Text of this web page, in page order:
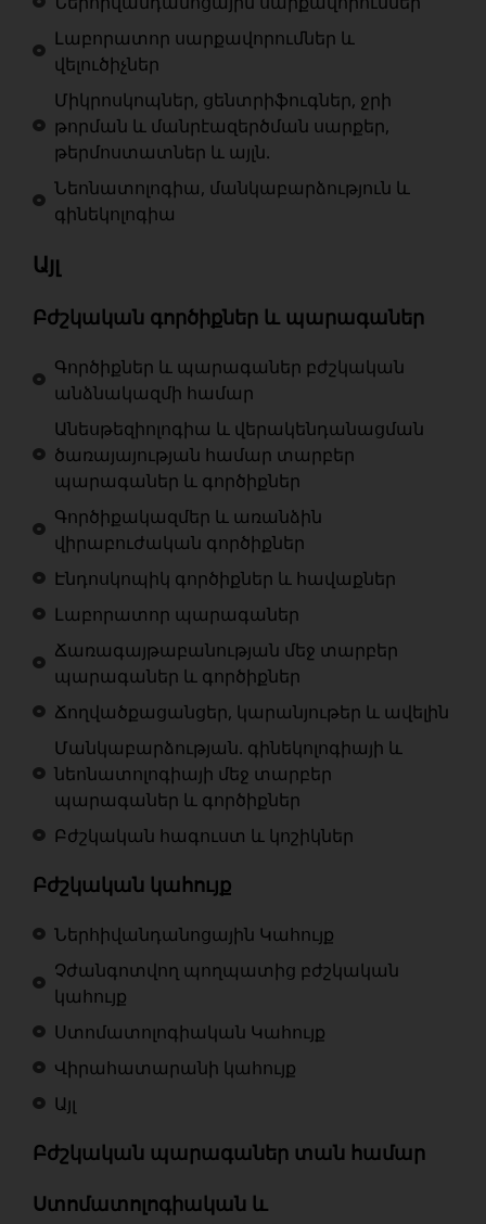
Լաբորատոր սարքավորումներ և
վելուծիչներ
Միկրոսկոպներ, ցենտրիֆուգներ, ջրի
թորման և մանրէազերծման սարքեր,
թերմոստատներ և այլն.
Նեոնատոլոգիա, մանկաբարձություն և
գինեկոլոգիա
Այլ
Բժշկական գործիքներ և պարագաներ
Գործիքներ և պարագաներ բժշկական
անձնակազմի համար
Անեսթեզիոլոգիա և վերակենդանացման
ծառայայության համար տարբեր
պարագաներ և գործիքներ
Գործիքակազմեր և առանձին
վիրաբուժական գործիքներ
Էնդոսկոպիկ գործիքներ և հավաքներ
Լաբորատոր պարագաներ
Ճառագայթաբանության մեջ տարբեր
պարագաներ և գործիքներ
Ճողվածքացանցեր, կարանյութեր և ավելին
Մանկաբարձության. գինեկոլոգիայի և
նեոնատոլոգիայի մեջ տարբեր
պարագաներ և գործիքներ
Բժշկական հագուստ և կոշիկներ
Բժշկական կահույք
Ներհիվանդանոցային Կահույք
Չժանգոտվող պողպատից բժշկական
կահույք
Ստոմատոլոգիական Կահույք
Վիրահատարանի կահույք
Այլ
Բժշկական պարագաներ տան համար
Ստոմատոլոգիական և